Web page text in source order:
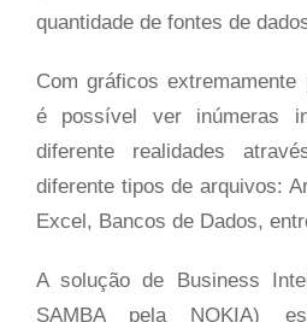
quantidade de fontes de
Com gráficos
é possível ver inúmeras
diferente realidades
diferente tipos de arquivos:
Excel, Bancos de Dados,
A solução de Business
SAMBA pela NOKIA)